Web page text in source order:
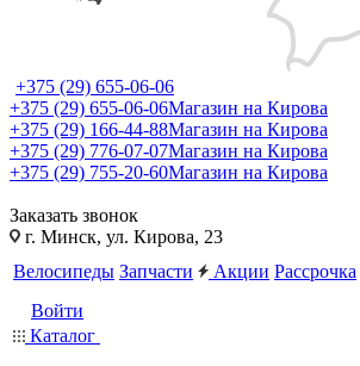
+375 (29) 655-06-06
+375 (29) 655-06-06Магазин на Кирова
+375 (29) 166-44-88Магазин на Кирова
+375 (29) 776-07-07Магазин на Кирова
+375 (29) 755-20-60Магазин на Кирова
Заказать звонок
г. Минск, ул. Кирова, 23
Велосипеды Запчасти Акции Рассрочка
Войти
Каталог